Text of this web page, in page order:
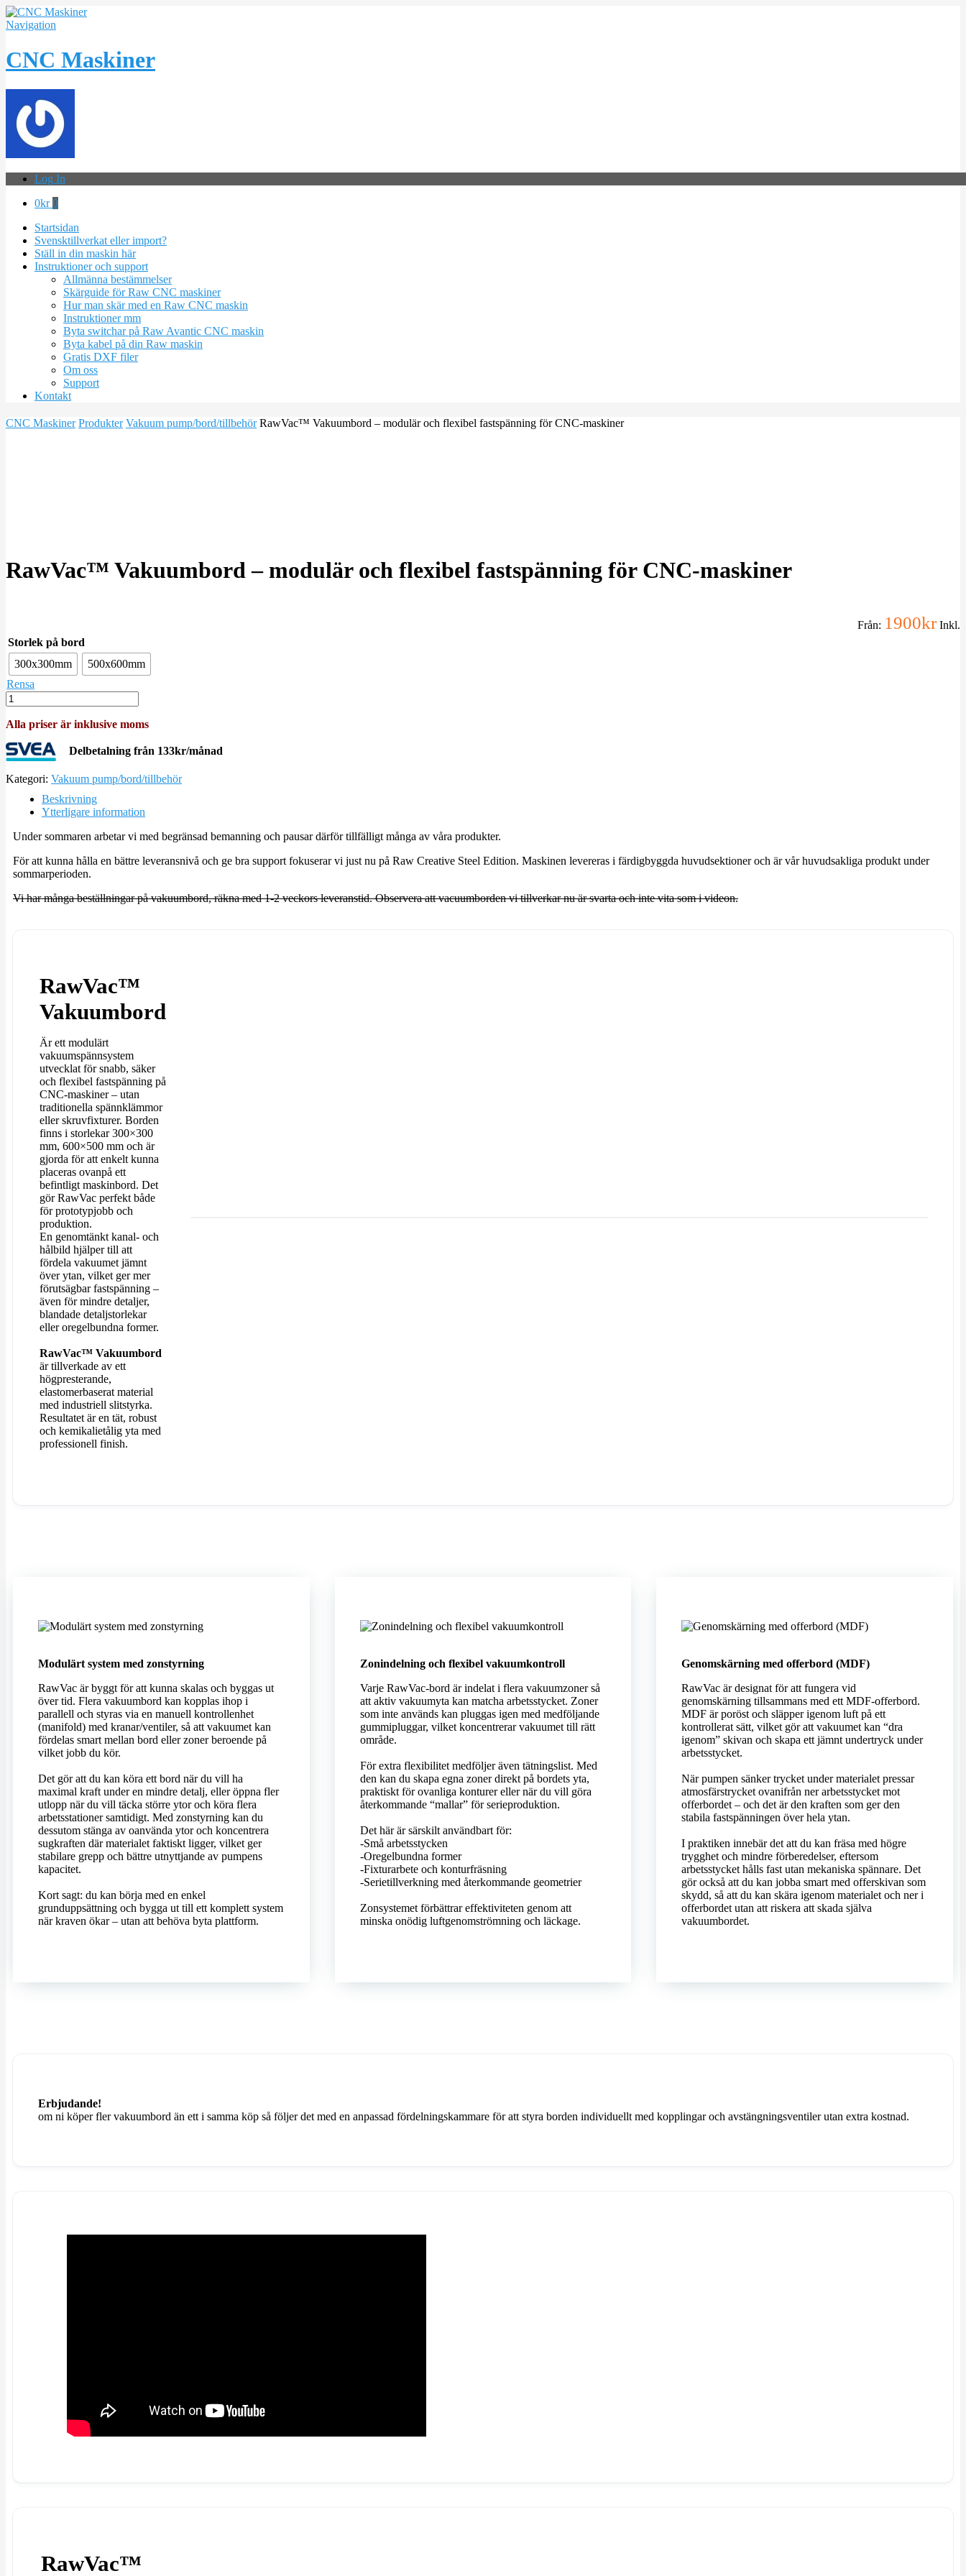
Navigation
CNC Maskiner
Log In
0kr 0
Startsidan
Svensktillverkat eller import?
Ställ in din maskin här
Instruktioner och support
Allmänna bestämmelser
Skärguide för Raw CNC maskiner
Hur man skär med en Raw CNC maskin
Instruktioner mm
Byta switchar på Raw Avantic CNC maskin
Byta kabel på din Raw maskin
Gratis DXF filer
Om oss
Support
Kontakt
CNC Maskiner Produkter Vakuum pump/bord/tillbehör RawVac™ Vakuumbord – modulär och flexibel fastspänning för CNC-maskiner
RawVac™ Vakuumbord – modulär och flexibel fastspänning för CNC-maskiner
Från: 1900krInkl.
Storlek på bord
300x300mm
500x600mm
Rensa
Alla priser är inklusive moms
Delbetalning från 133kr/månad
Kategori: Vakuum pump/bord/tillbehör
Beskrivning
Ytterligare information
Under sommaren arbetar vi med begränsad bemanning och pausar därför tillfälligt många av våra produkter.
För att kunna hålla en bättre leveransnivå och ge bra support fokuserar vi just nu på Raw Creative Steel Edition. Maskinen levereras i färdigbyggda huvudsektioner och är vår huvudsakliga produkt under
sommarperioden.
Vi har många beställningar på vakuumbord, räkna med 1-2 veckors leveranstid. Observera att vacuumborden vi tillverkar nu är svarta och inte vita som i videon.
RawVac™
Vakuumbord
Är ett modulärt
vakuumspännsystem
utvecklat för snabb, säker
och flexibel fastspänning på
CNC-maskiner – utan
traditionella spännklämmor
eller skruvfixturer. Borden
finns i storlekar 300×300
mm, 600×500 mm och är
gjorda för att enkelt kunna
placeras ovanpå ett
befintligt maskinbord. Det
gör RawVac perfekt både
för prototypjobb och
produktion.
En genomtänkt kanal- och
hålbild hjälper till att
fördela vakuumet jämnt
över ytan, vilket ger mer
förutsägbar fastspänning –
även för mindre detaljer,
blandade detaljstorlekar
eller oregelbundna former.
RawVac™ Vakuumbord
är tillverkade av ett
högpresterande,
elastomerbaserat material
med industriell slitstyrka.
Resultatet är en tät, robust
och kemikalietålig yta med
professionell finish.
Modulärt system med zonstyrning
RawVac är byggt för att kunna skalas och byggas ut
över tid. Flera vakuumbord kan kopplas ihop i
parallell och styras via en manuell kontrollenhet
(manifold) med kranar/ventiler, så att vakuumet kan
fördelas smart mellan bord eller zoner beroende på
vilket jobb du kör.
Det gör att du kan köra ett bord när du vill ha
maximal kraft under en mindre detalj, eller öppna fler
utlopp när du vill täcka större ytor och köra flera
arbetsstationer samtidigt. Med zonstyrning kan du
dessutom stänga av oanvända ytor och koncentrera
sugkraften där materialet faktiskt ligger, vilket ger
stabilare grepp och bättre utnyttjande av pumpens
kapacitet.
Kort sagt: du kan börja med en enkel
grunduppsättning och bygga ut till ett komplett system
när kraven ökar – utan att behöva byta plattform.
Zonindelning och flexibel vakuumkontroll
Varje RawVac-bord är indelat i flera vakuumzoner så
att aktiv vakuumyta kan matcha arbetsstycket. Zoner
som inte används kan pluggas igen med medföljande
gummipluggar, vilket koncentrerar vakuumet till rätt
område.
För extra flexibilitet medföljer även tätningslist. Med
den kan du skapa egna zoner direkt på bordets yta,
praktiskt för ovanliga konturer eller när du vill göra
återkommande “mallar” för serieproduktion.
Det här är särskilt användbart för:
-Små arbetsstycken
-Oregelbundna former
-Fixturarbete och konturfräsning
-Serietillverkning med återkommande geometrier
Zonsystemet förbättrar effektiviteten genom att
minska onödig luftgenomströmning och läckage.
Genomskärning med offerbord (MDF)
RawVac är designat för att fungera vid
genomskärning tillsammans med ett MDF-offerbord.
MDF är poröst och släpper igenom luft på ett
kontrollerat sätt, vilket gör att vakuumet kan “dra
igenom” skivan och skapa ett jämnt undertryck under
arbetsstycket.
När pumpen sänker trycket under materialet pressar
atmosfärstrycket ovanifrån ner arbetsstycket mot
offerbordet – och det är den kraften som ger den
stabila fastspänningen över hela ytan.
I praktiken innebär det att du kan fräsa med högre
trygghet och mindre förberedelser, eftersom
arbetsstycket hålls fast utan mekaniska spännare. Det
gör också att du kan jobba smart med offerskivan som
skydd, så att du kan skära igenom materialet och ner i
offerbordet utan att riskera att skada själva
vakuumbordet.
Erbjudande!
om ni köper fler vakuumbord än ett i samma köp så följer det med en anpassad fördelningskammare för att styra borden individuellt med kopplingar och avstängningsventiler utan extra kostnad.
RawVac™